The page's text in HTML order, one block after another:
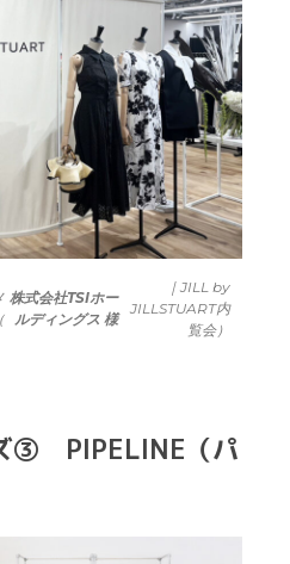
株式会社TSIホー
ルディングス 様
｜JILL by
JILLSTUART内
覧会）
③ PIPELINE（パ